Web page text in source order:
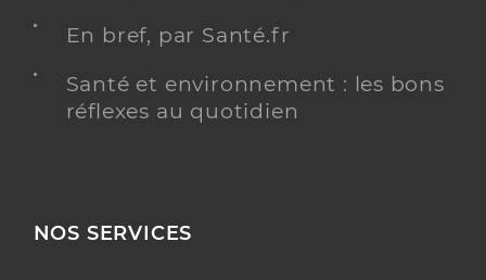
En bref, par Santé.fr
Santé et environnement : les bons
réflexes au quotidien
NOS SERVICES